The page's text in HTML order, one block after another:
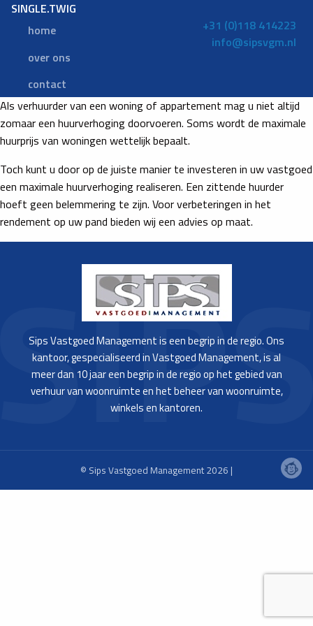
SINGLE.TWIG
home
over ons
contact
+31 (0)118 414223
info@sipsvgm.nl
Als verhuurder van een woning of appartement mag u niet altijd
zomaar een huurverhoging doorvoeren. Soms wordt de maximale
huurprijs van woningen wettelijk bepaalt.
Toch kunt u door op de juiste manier te investeren in uw vastgoed
een maximale huurverhoging realiseren. Een zittende huurder
hoeft geen belemmering te zijn. Voor verbeteringen in het
rendement op uw pand bieden wij een advies op maat.
Sips Vastgoed Management is een begrip in de regio. Ons
kantoor, gespecialiseerd in Vastgoed Management, is al
meer dan 10 jaar een begrip in de regio op het gebied van
verhuur van woonruimte en het beheer van woonruimte,
winkels en kantoren.
© Sips Vastgoed Management 2026 |